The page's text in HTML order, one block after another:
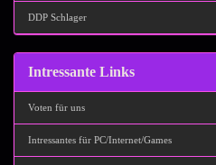
DDP Schlager
Intressante Links
Voten für uns
Intressantes für PC/Internet/Games